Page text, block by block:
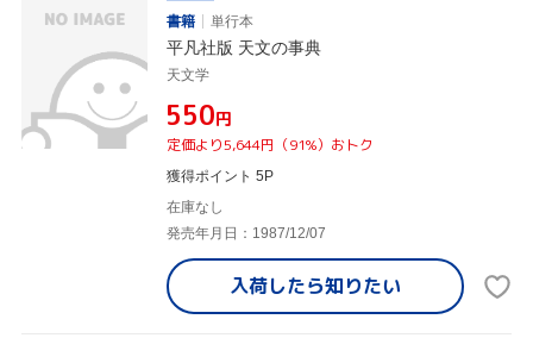
書籍
単行本
平凡社版 天文の事典
天文学
¥550円
定価より5,644円（91%）おトク
獲得ポイント 5P
在庫なし
発売年月日：1987/12/07
入荷したら知りたい